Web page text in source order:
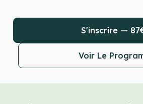
S'inscrire —
Voir Le